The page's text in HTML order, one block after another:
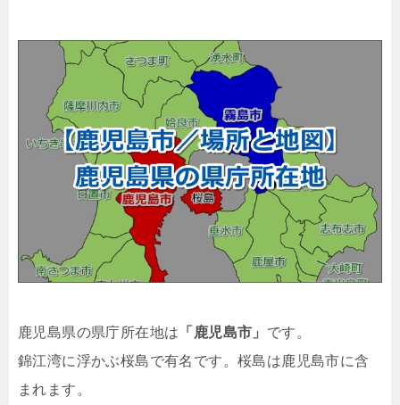
鹿児島県の県庁所在地は 「鹿児島市」 です。
錦江湾に浮かぶ桜島で有名です。桜島は鹿児島市に含
まれます。